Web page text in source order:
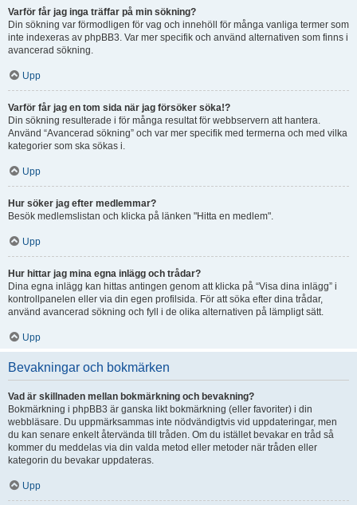
Varför får jag inga träffar på min sökning?
Din sökning var förmodligen för vag och innehöll för många vanliga termer som
inte indexeras av phpBB3. Var mer specifik och använd alternativen som finns i
avancerad sökning.
Upp
Varför får jag en tom sida när jag försöker söka!?
Din sökning resulterade i för många resultat för webbservern att hantera.
Använd “Avancerad sökning” och var mer specifik med termerna och med vilka
kategorier som ska sökas i.
Upp
Hur söker jag efter medlemmar?
Besök medlemslistan och klicka på länken "Hitta en medlem".
Upp
Hur hittar jag mina egna inlägg och trådar?
Dina egna inlägg kan hittas antingen genom att klicka på “Visa dina inlägg” i
kontrollpanelen eller via din egen profilsida. För att söka efter dina trådar,
använd avancerad sökning och fyll i de olika alternativen på lämpligt sätt.
Upp
Bevakningar och bokmärken
Vad är skillnaden mellan bokmärkning och bevakning?
Bokmärkning i phpBB3 är ganska likt bokmärkning (eller favoriter) i din
webbläsare. Du uppmärksammas inte nödvändigtvis vid uppdateringar, men
du kan senare enkelt återvända till tråden. Om du istället bevakar en tråd så
kommer du meddelas via din valda metod eller metoder när tråden eller
kategorin du bevakar uppdateras.
Upp